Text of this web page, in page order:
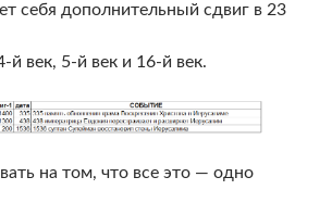
себя дополнительный сдвиг в 23
й век, 5-й век и 16-й век.
на том, что все это — одно